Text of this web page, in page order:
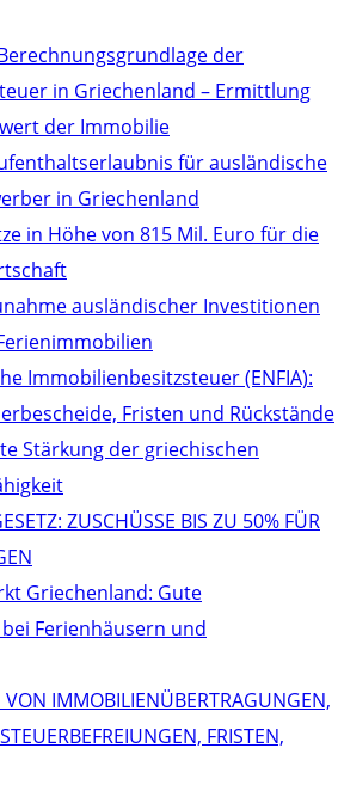
der
in Griechenland – Ermittlung
der Immobilie
für ausländische
in Griechenland
in Höhe von 815 Mil. Euro für die
ausländischer Investitionen
Immobilienbesitzsteuer (ENFIA):
Fristen und Rückstände
Stärkung der griechischen
ZUSCHÜSSE BIS ZU 50% FÜR
Griechenland: Gute
Ferienhäusern und
VON IMMOBILIENÜBERTRAGUNGEN,
FRISTEN,